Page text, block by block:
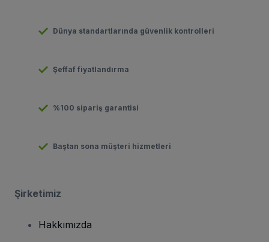
Dünya standartlarında güvenlik kontrolleri
Şeffaf fiyatlandırma
%100 sipariş garantisi
Baştan sona müşteri hizmetleri
Şirketimiz
Hakkımızda